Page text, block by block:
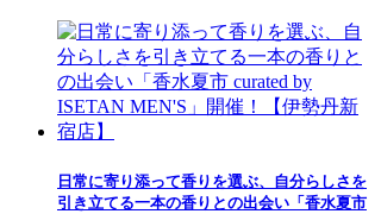
日常に寄り添って香りを選ぶ、自分らしさを
引き立てる一本の香りとの出会い「香水夏市